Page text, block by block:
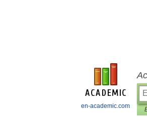
en-academic.com